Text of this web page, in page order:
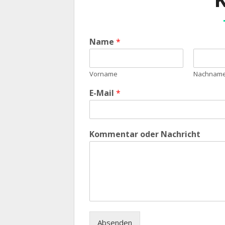
Name *
Vorname
E-Mail *
Kommentar oder Nachricht
Absenden